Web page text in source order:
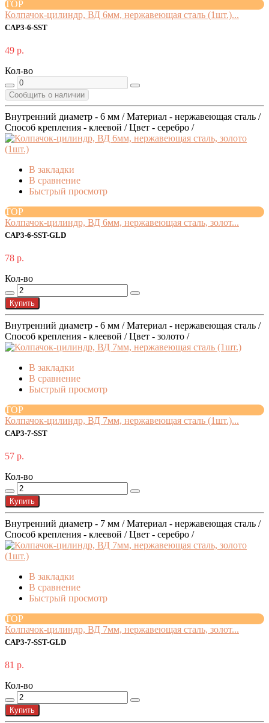
TOP
Колпачок-цилиндр, ВД 6мм, нержавеющая сталь (1шт.)...
CAP3-6-SST
49 р.
Кол-во
Сообщить о наличии
Внутренний диаметр - 6 мм / Материал - нержавеющая сталь /
Способ крепления - клеевой / Цвет - серебро /
В закладки
В сравнение
Быстрый просмотр
TOP
Колпачок-цилиндр, ВД 6мм, нержавеющая сталь, золот...
CAP3-6-SST-GLD
78 р.
Кол-во
Купить
Внутренний диаметр - 6 мм / Материал - нержавеющая сталь /
Способ крепления - клеевой / Цвет - золото /
В закладки
В сравнение
Быстрый просмотр
TOP
Колпачок-цилиндр, ВД 7мм, нержавеющая сталь (1шт.)...
CAP3-7-SST
57 р.
Кол-во
Купить
Внутренний диаметр - 7 мм / Материал - нержавеющая сталь /
Способ крепления - клеевой / Цвет - серебро /
В закладки
В сравнение
Быстрый просмотр
TOP
Колпачок-цилиндр, ВД 7мм, нержавеющая сталь, золот...
CAP3-7-SST-GLD
81 р.
Кол-во
Купить